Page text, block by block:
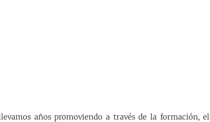
años promoviendo a través de la formación, el